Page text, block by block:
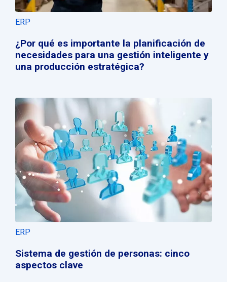
ERP
¿Por qué es importante la planificación de
necesidades para una gestión inteligente y
una producción estratégica?
ERP
Sistema de gestión de personas: cinco
aspectos clave